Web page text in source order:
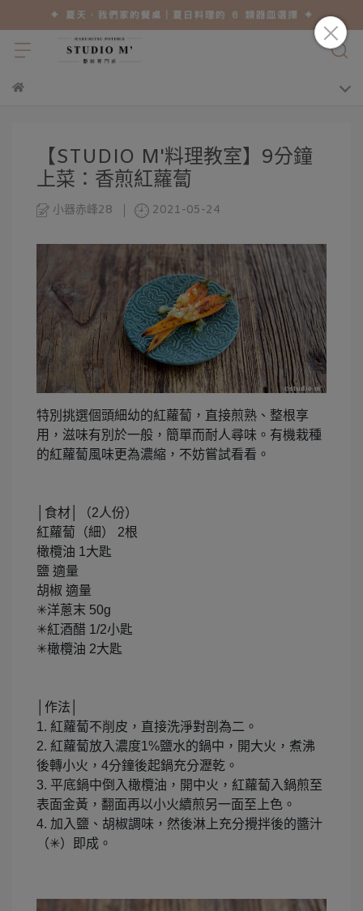
【STUDIO M'料理教室】9分鐘
上菜：香煎紅蘿蔔
小器赤峰28 2021-05-24
特別挑選個頭細幼的紅蘿蔔，直接煎熟、整根享
用，滋味有別於一般，簡單而耐人尋味。有機栽種
的紅蘿蔔風味更為濃縮，不妨嘗試看看。
│食材│（2人份）
紅蘿蔔（細） 2根
橄欖油 1大匙
鹽 適量
胡椒 適量
✳︎洋蔥末 50g
✳︎紅酒醋 1/2小匙
✳︎橄欖油 2大匙
│作法│
1. 紅蘿蔔不削皮，直接洗淨對剖為二。
2. 紅蘿蔔放入濃度1%鹽水的鍋中，開大火，煮沸
後轉小火，4分鐘後起鍋充分瀝乾。
3. 平底鍋中倒入橄欖油，開中火，紅蘿蔔入鍋煎至
表面金黃，翻面再以小火續煎另一面至上色。
4. 加入鹽、胡椒調味，然後淋上充分攪拌後的醬汁
（✳︎）即成。